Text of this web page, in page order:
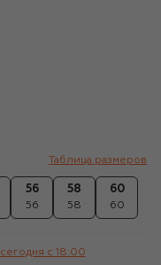
Таблица размеров
56
56
58
58
60
60
сегодня c 18:00